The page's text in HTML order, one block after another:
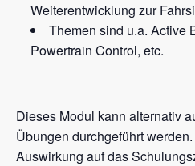
Weiterentwicklung zur
Themen sind u.a. Active
Powertrain Control, etc.
Dieses Modul kann alternativ
Übungen durchgeführt
Auswirkung auf das